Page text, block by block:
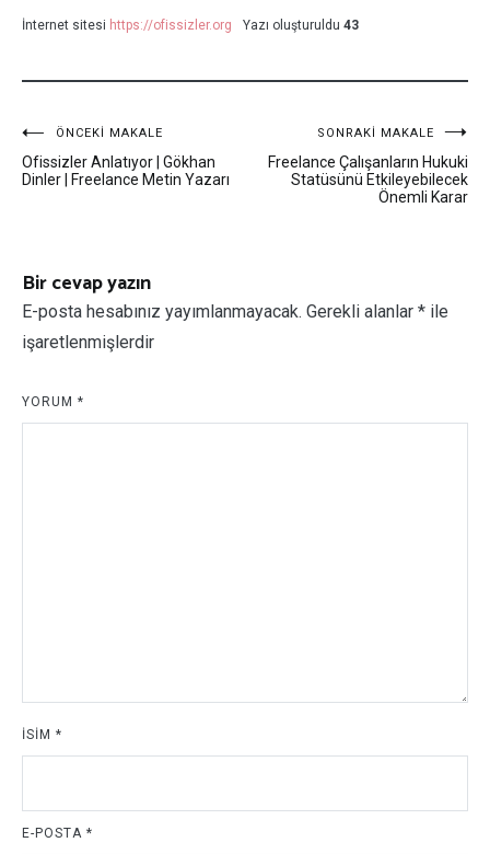
İnternet sitesi https://ofissizler.org Yazı oluşturuldu 43
Yazı
dolaşımı
ÖNCEKI MAKALE
Ofissizler Anlatıyor | Gökhan
Dinler | Freelance Metin Yazarı
SONRAKI MAKALE
Freelance Çalışanların Hukuki
Statüsünü Etkileyebilecek
Önemli Karar
Bir cevap yazın
E-posta hesabınız yayımlanmayacak. Gerekli alanlar * ile
işaretlenmişlerdir
YORUM *
İSIM *
E-POSTA *